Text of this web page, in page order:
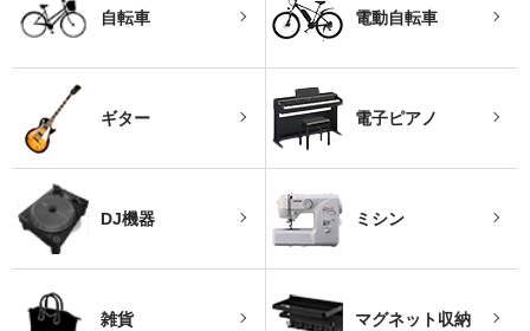
自転車 電動自転車
ギター 電子ピアノ
DJ機器 ミシン
雑貨 マグネット収納